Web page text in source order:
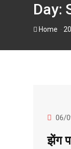
Day:
Home
06/
झेंग